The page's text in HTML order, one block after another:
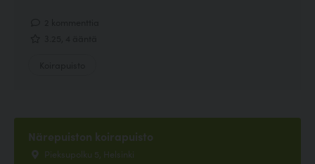
Närepuiston koirapuisto
Pieksupolku 5, Helsinki